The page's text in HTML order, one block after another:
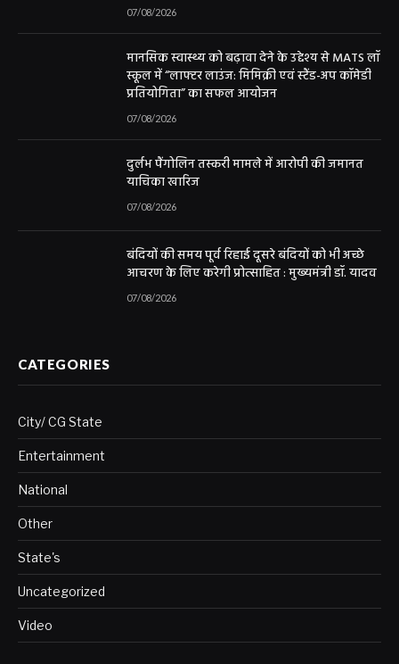
07/08/2026
मानसिक स्वास्थ्य को बढ़ावा देने के उद्देश्य से MATS लॉ
स्कूल में “लाफ्टर लाउंज: मिमिक्री एवं स्टैंड-अप कॉमेडी
प्रतियोगिता” का सफल आयोजन
07/08/2026
दुर्लभ पैंगोलिन तस्करी मामले में आरोपी की जमानत
याचिका खारिज
07/08/2026
बंदियों की समय पूर्व रिहाई दूसरे बंदियों को भी अच्छे
आचरण के लिए करेगी प्रोत्साहित : मुख्यमंत्री डॉ. यादव
07/08/2026
CATEGORIES
City/ CG State
Entertainment
National
Other
State's
Uncategorized
Video